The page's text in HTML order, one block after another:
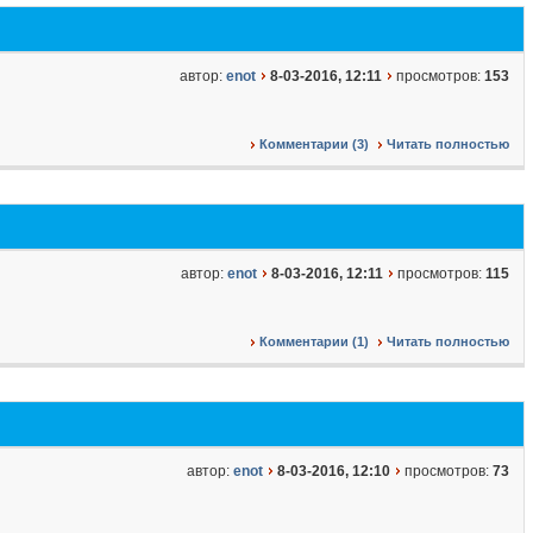
автор: enot 8-03-2016, 12:11 просмотров: 153
Комментарии (3) Читать полностью
автор: enot 8-03-2016, 12:11 просмотров: 115
Комментарии (1) Читать полностью
автор: enot 8-03-2016, 12:10 просмотров: 73